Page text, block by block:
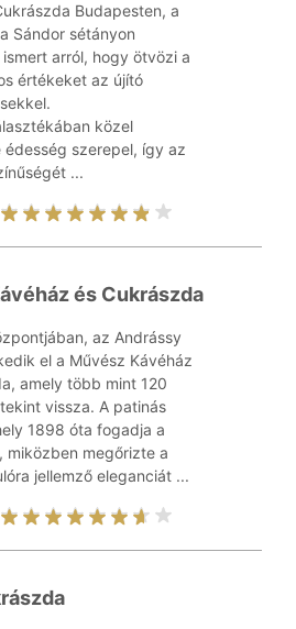
Budapesten, a
Sándor sétányon
arról, hogy ötvözi a
értékeket az újító
közel
édesség szerepel, így az
...
és Cukrászda
az Andrássy
el a Művész Kávéház
amely több mint 120
vissza. A patinás
1898 óta fogadja a
miközben megőrizte a
jellemző eleganciát ...